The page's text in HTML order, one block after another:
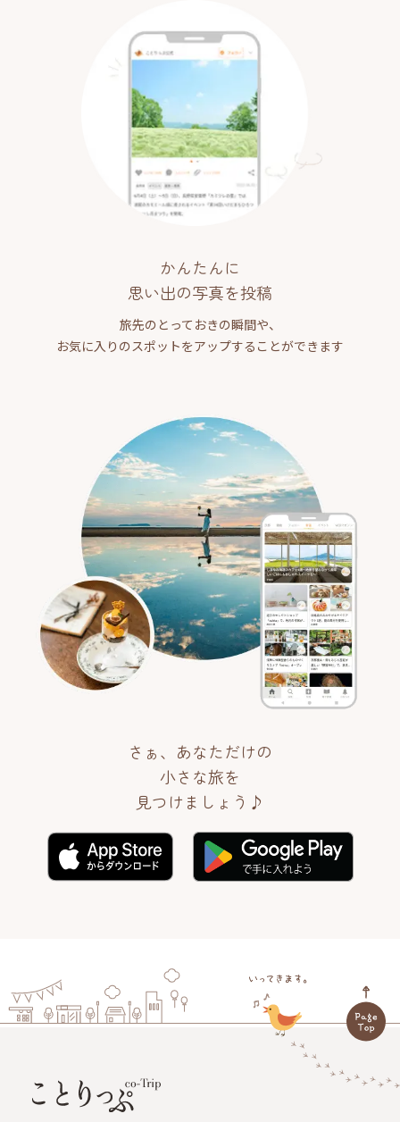
かんたんに
思い出の写真を投稿
旅先のとっておきの瞬間や、
お気に入りのスポットをアップすることができます
さぁ、あなただけの
小さな旅を
見つけましょう♪